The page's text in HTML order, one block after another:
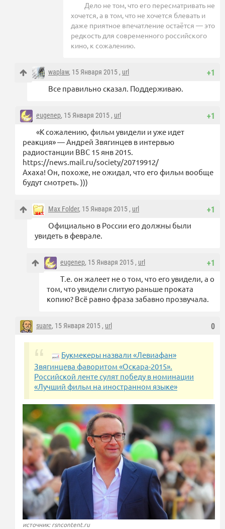
Дело не том, что его пересматривать не
хочется, а в том, что не хочется блевать и
даже приятное впечатление остаётся — это
редкость для современного российского
кино, к сожалению.
+1
waplaw, 15 Января 2015 , url
Все правильно сказал. Поддерживаю.
+1
eugenep, 15 Января 2015 , url
«К сожалению, фильм увидели и уже идет
реакция» — Андрей Звягинцев в интервью
радиостанции BBC 15 янв 2015.
https://news.mail.ru/society/20719912/
Ахаха! Он, похоже, не ожидал, что его фильм вообще
будут смотреть. )))
+1
Max Folder, 15 Января 2015 , url
Официально в России его должны были
увидеть в феврале.
+1
eugenep, 15 Января 2015 , url
Т.е. он жалеет не о том, что его увидели, а о
том, что увидели слитую раньше проката
копию? Всё равно фраза забавно прозвучала.
0
suare, 15 Января 2015 , url
Букмекеры назвали «Левиафан»
Звягинцева фаворитом «Оскара-2015».
Российской ленте сулят победу в номинации
«Лучший фильм на иностранном языке»
источник: rsncontent.ru